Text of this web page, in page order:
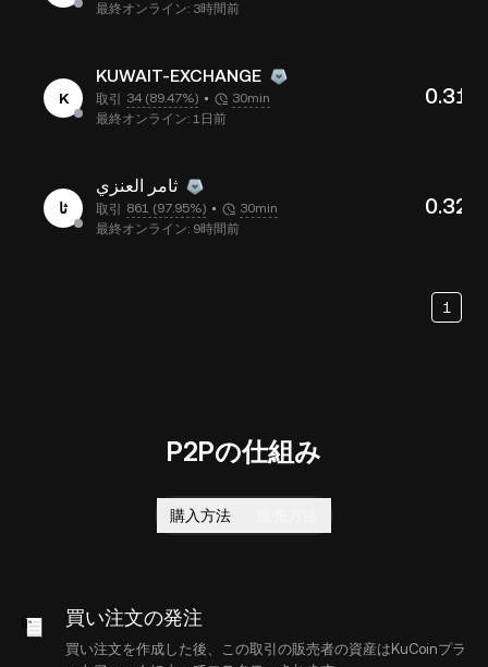
最終オンライン: 3時間前
K
KUWAIT-EXCHANGE
取引 34 (89.47%)
30min
最終オンライン: 1日前
0.312
ثا
ثامر العنزي
取引 861 (97.95%)
30min
最終オンライン: 9時間前
0.323
1
P2Pの仕組み
購入方法
買い注文の発注
買い注文を作成した後、この取引の販売者の資産はKuCoinプラ